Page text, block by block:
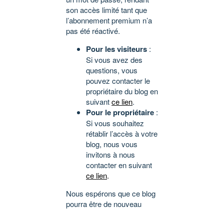
son accès limité tant que
l’abonnement premium n’a
pas été réactivé.
Pour les visiteurs :
Si vous avez des
questions, vous
pouvez contacter le
propriétaire du blog en
suivantce lien.
Pour le propriétaire :
Si vous souhaitez
rétablir l’accès à votre
blog, nous vous
invitons à nous
contacter en suivant
ce lien.
Nous espérons que ce blog
pourra être de nouveau